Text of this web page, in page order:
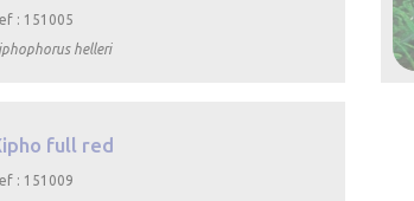
: 151005
helleri
full red
: 151009